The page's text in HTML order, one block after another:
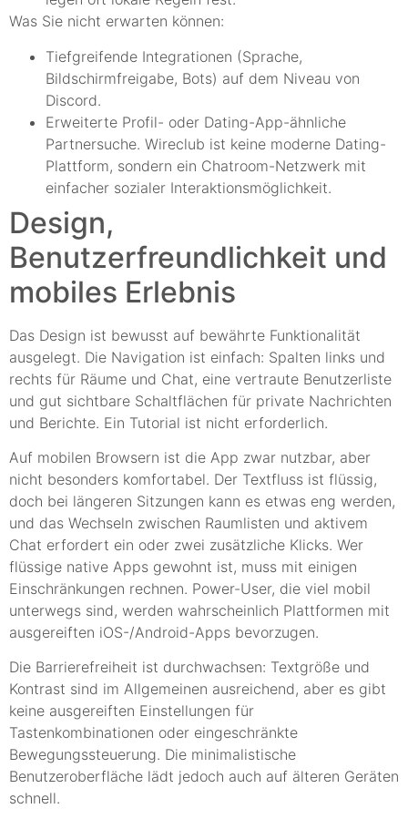
Was Sie nicht erwarten können:
Tiefgreifende Integrationen (Sprache,
Bildschirmfreigabe, Bots) auf dem Niveau von
Discord.
Erweiterte Profil- oder Dating-App-ähnliche
Partnersuche. Wireclub ist keine moderne Dating-
Plattform, sondern ein Chatroom-Netzwerk mit
einfacher sozialer Interaktionsmöglichkeit.
Design,
Benutzerfreundlichkeit und
mobiles Erlebnis
Das Design ist bewusst auf bewährte Funktionalität
ausgelegt. Die Navigation ist einfach: Spalten links und
rechts für Räume und Chat, eine vertraute Benutzerliste
und gut sichtbare Schaltflächen für private Nachrichten
und Berichte. Ein Tutorial ist nicht erforderlich.
Auf mobilen Browsern ist die App zwar nutzbar, aber
nicht besonders komfortabel. Der Textfluss ist flüssig,
doch bei längeren Sitzungen kann es etwas eng werden,
und das Wechseln zwischen Raumlisten und aktivem
Chat erfordert ein oder zwei zusätzliche Klicks. Wer
flüssige native Apps gewohnt ist, muss mit einigen
Einschränkungen rechnen. Power-User, die viel mobil
unterwegs sind, werden wahrscheinlich Plattformen mit
ausgereiften iOS-/Android-Apps bevorzugen.
Die Barrierefreiheit ist durchwachsen: Textgröße und
Kontrast sind im Allgemeinen ausreichend, aber es gibt
keine ausgereiften Einstellungen für
Tastenkombinationen oder eingeschränkte
Bewegungssteuerung. Die minimalistische
Benutzeroberfläche lädt jedoch auch auf älteren Geräten
schnell.